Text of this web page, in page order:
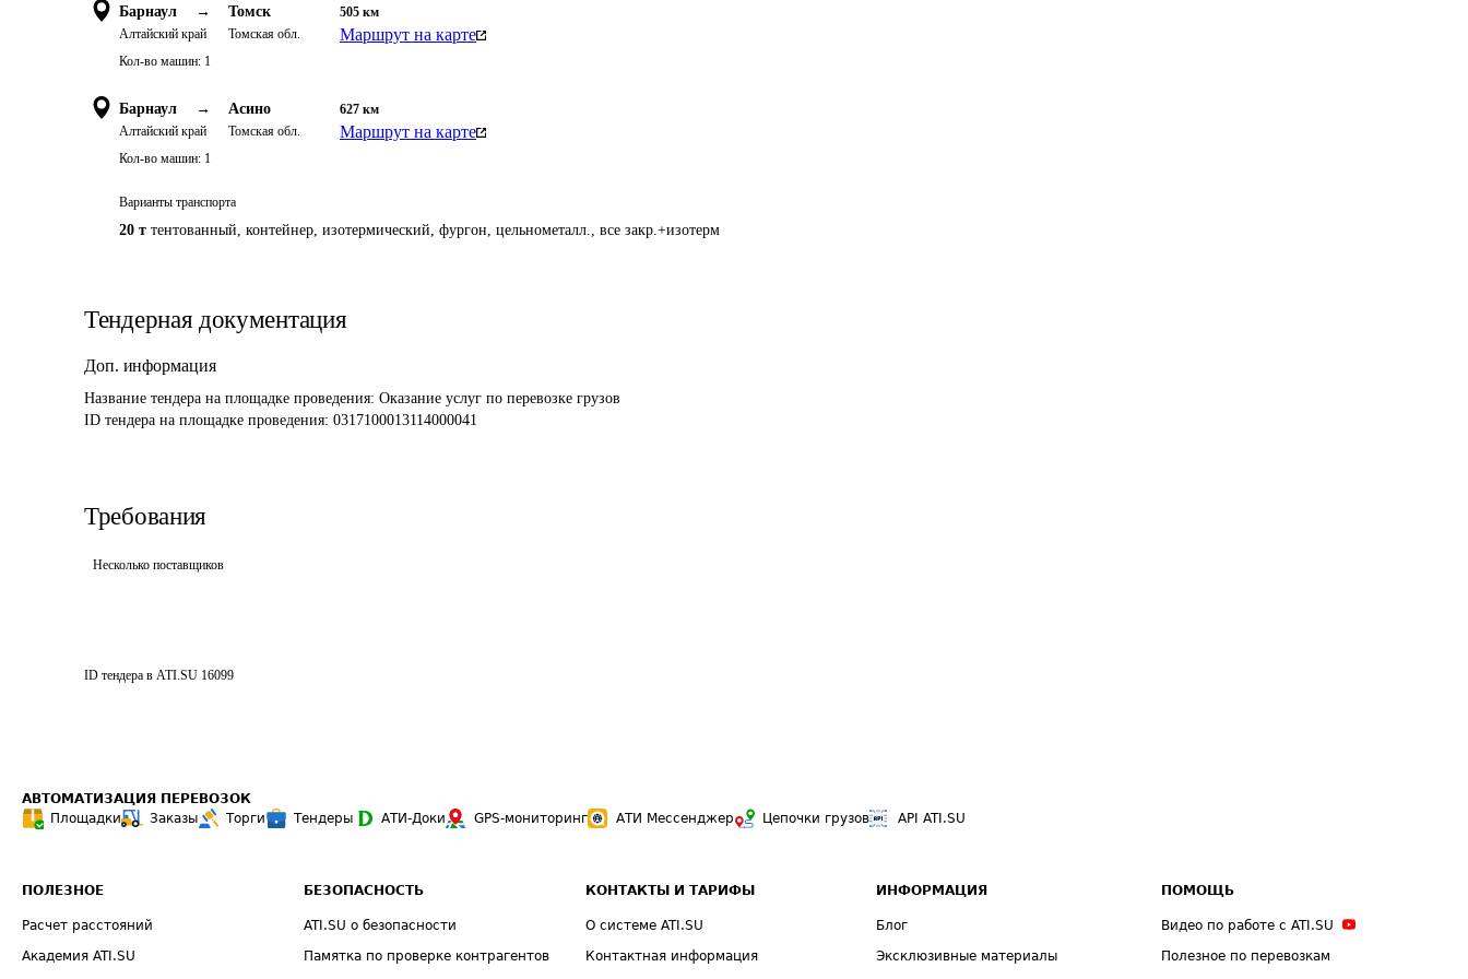
Барнаул →
Алтайский край
Томск
Томская обл.
505 км
Маршрут на карте
Кол-во машин: 1
Барнаул →
Алтайский край
Асино
Томская обл.
627 км
Маршрут на карте
Кол-во машин: 1
Варианты транспорта
20 т тентованный, контейнер, изотермический, фургон, цельнометалл., все закр.+изотерм
Тендерная документация
Доп. информация
Название тендера на площадке проведения: Оказание услуг по перевозке грузов
ID тендера на площадке проведения: 0317100013114000041
Требования
Несколько поставщиков
ID тендера в ATI.SU 16099
АВТОМАТИЗАЦИЯ ПЕРЕВОЗОК
Площадки
Заказы Торги Тендеры АТИ-Доки GPS-мониторинг АТИ Мессенджер Цепочки грузов API ATI.SU
ПОЛЕЗНОЕ
Расчет расстояний
Академия ATI.SU
БЕЗОПАСНОСТЬ
ATI.SU о безопасности
Памятка по проверке контрагентов
КОНТАКТЫ И ТАРИФЫ
О системе ATI.SU
Контактная информация
ИНФОРМАЦИЯ
Блог
Эксклюзивные материалы
ПОМОЩЬ
Видео по работе с ATI.SU
Полезное по перевозкам